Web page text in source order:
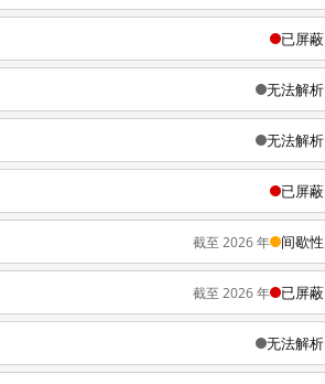
已屏蔽
无法解析
无法解析
已屏蔽
截至 2026 年 间歇性
截至 2026 年 已屏蔽
无法解析